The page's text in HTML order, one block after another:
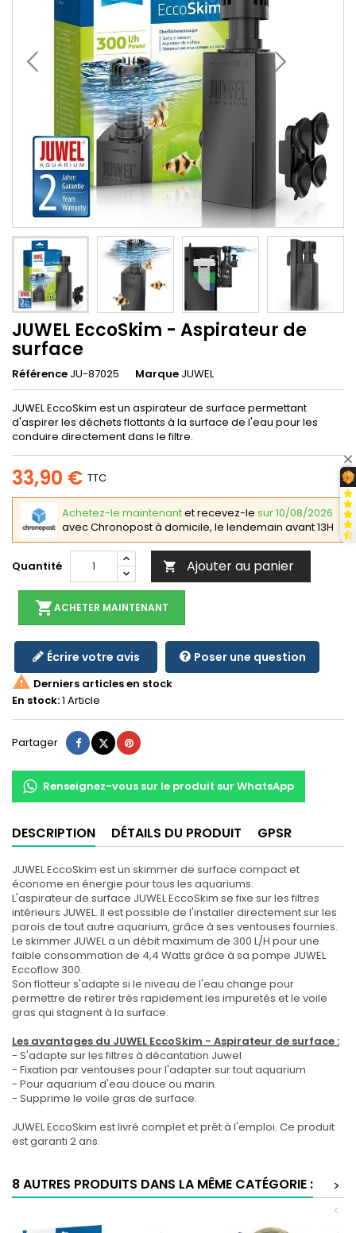
JUWEL EccoSkim - Aspirateur de
surface
Référence JU-87025 Marque JUWEL
JUWEL EccoSkim est un aspirateur de surface permettant
d'aspirer les déchets flottants à la surface de l'eau pour les
conduire directement dans le filtre.
33,90 € TTC
Achetez-le maintenantet recevez-le sur 10/08/2026
avec Chronopost à domicile, le lendemain avant 13H
Quantité  Ajouter au panier
shopping_cartACHETER MAINTENANT
Écrire votre avis Poser une question
 Derniers articles en stock
En stock:1 Article
Partager Partager
TweetPinterest
Renseignez-vous sur le produit sur WhatsApp
DESCRIPTION DÉTAILS DU PRODUIT GPSR
JUWEL EccoSkim est un skimmer de surface compact et
économe en énergie pour tous les aquariums.
L'aspirateur de surface JUWEL EccoSkim se fixe sur les filtres
intérieurs JUWEL. Il est possible de l'installer directement sur les
parois de tout autre aquarium, grâce à ses ventouses fournies.
Le skimmer JUWEL a un débit maximum de 300 L/H pour une
faible consommation de 4,4 Watts grâce à sa pompe JUWEL
Eccoflow 300.
Son flotteur s'adapte si le niveau de l'eau change pour
permettre de retirer très rapidement les impuretés et le voile
gras qui stagnent à la surface.
Les avantages du JUWEL EccoSkim - Aspirateur de surface :
- S'adapte sur les filtres à décantation Juwel
- Fixation par ventouses pour l'adapter sur tout aquarium
- Pour aquarium d'eau douce ou marin.
- Supprime le voile gras de surface.
JUWEL EccoSkim est livré complet et prêt à l'emploi. Ce produit
est garanti 2 ans.
8 AUTRES PRODUITS DANS LA MÊME CATÉGORIE :
>
<